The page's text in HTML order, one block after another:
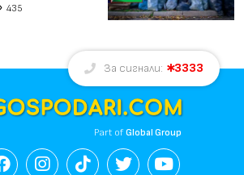
435
За сигнали: 3333
Part ofGlobal Group